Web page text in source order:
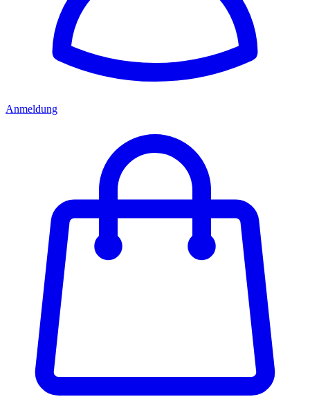
Anmeldung